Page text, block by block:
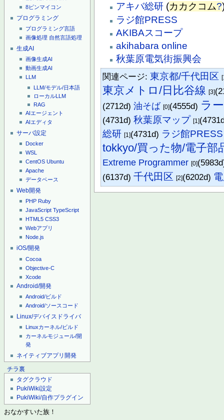
8ピンマイコン
プログラミング
プログラミング言語
画像処理 自然言語処理
生成AI
画像生成AI
動画生成AI
LLM
LLM/モデル/日本語
ローカルLLM
RAG
AIエージェント
AIエディタ
サーバ設定
Docker
WSL
CentOS Ubuntu
Apache
データベース
Web開発
PHP Ruby
JavaScript TypeScript
HTML5 CSS3
Webアプリ
Node.js
iOS/開発
Cocoa
Objective-C
Xcode
Android/開発
Android/ビルド
Android/ソースコード
Linux/デバイスドライバ
Linuxカーネル/ビルド
カーネルモジュール/開
発
ネイティブアプリ開発
チラ裏
タグクラウド
PukiWiki設定
PukiWiki/自作プラグイン
おなかすいた族！
アキバ総研 (カカクコム?
ラジ館PRESS
AKIBAスコープ
akihabara online
秋葉原電気街振興会
関連ページ:東京都/千代田区
東京メトロ/日比谷線 [3]
(2712d)油そば [0](4555d) ラ
(4731d)秋葉原マップ [1]
総研 [1](4731d) ラジ館PRESS
tokkyo/買った物/電子部
Extreme Programmer [0]
(6137d)千代田区 [2](6202d)